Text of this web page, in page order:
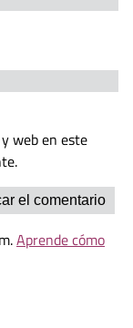
web en este
Aprende cómo